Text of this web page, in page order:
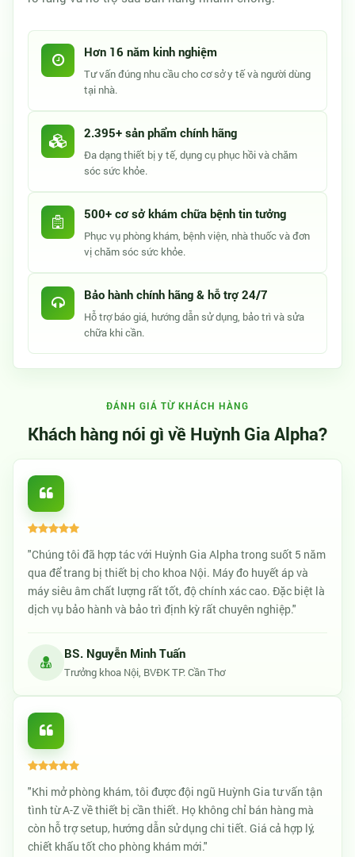
Hơn 16 năm kinh nghiệm
Tư vấn đúng nhu cầu cho cơ sở y tế và người dùng
tại nhà.
2.395+ sản phẩm chính hãng
Đa dạng thiết bị y tế, dụng cụ phục hồi và chăm
sóc sức khỏe.
500+ cơ sở khám chữa bệnh tin tưởng
Phục vụ phòng khám, bệnh viện, nhà thuốc và đơn
vị chăm sóc sức khỏe.
Bảo hành chính hãng & hỗ trợ 24/7
Hỗ trợ báo giá, hướng dẫn sử dụng, bảo trì và sửa
chữa khi cần.
ĐÁNH GIÁ TỪ KHÁCH HÀNG
Khách hàng nói gì về Huỳnh Gia Alpha?
"Chúng tôi đã hợp tác với Huỳnh Gia Alpha trong suốt 5 năm
qua để trang bị thiết bị cho khoa Nội. Máy đo huyết áp và
máy siêu âm chất lượng rất tốt, độ chính xác cao. Đặc biệt là
dịch vụ bảo hành và bảo trì định kỳ rất chuyên nghiệp."
BS. Nguyễn Minh Tuấn
Trưởng khoa Nội, BVĐK TP. Cần Thơ
"Khi mở phòng khám, tôi được đội ngũ Huỳnh Gia tư vấn tận
tình từ A-Z về thiết bị cần thiết. Họ không chỉ bán hàng mà
còn hỗ trợ setup, hướng dẫn sử dụng chi tiết. Giá cả hợp lý,
chiết khấu tốt cho phòng khám mới."